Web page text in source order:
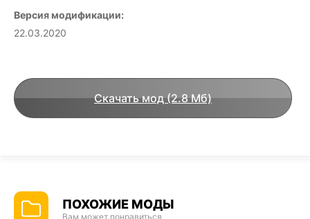
Версия модификации:
22.03.2020
Скачать мод (2.8 Мб)
ПОХОЖИЕ МОДЫ
Вам может понравиться